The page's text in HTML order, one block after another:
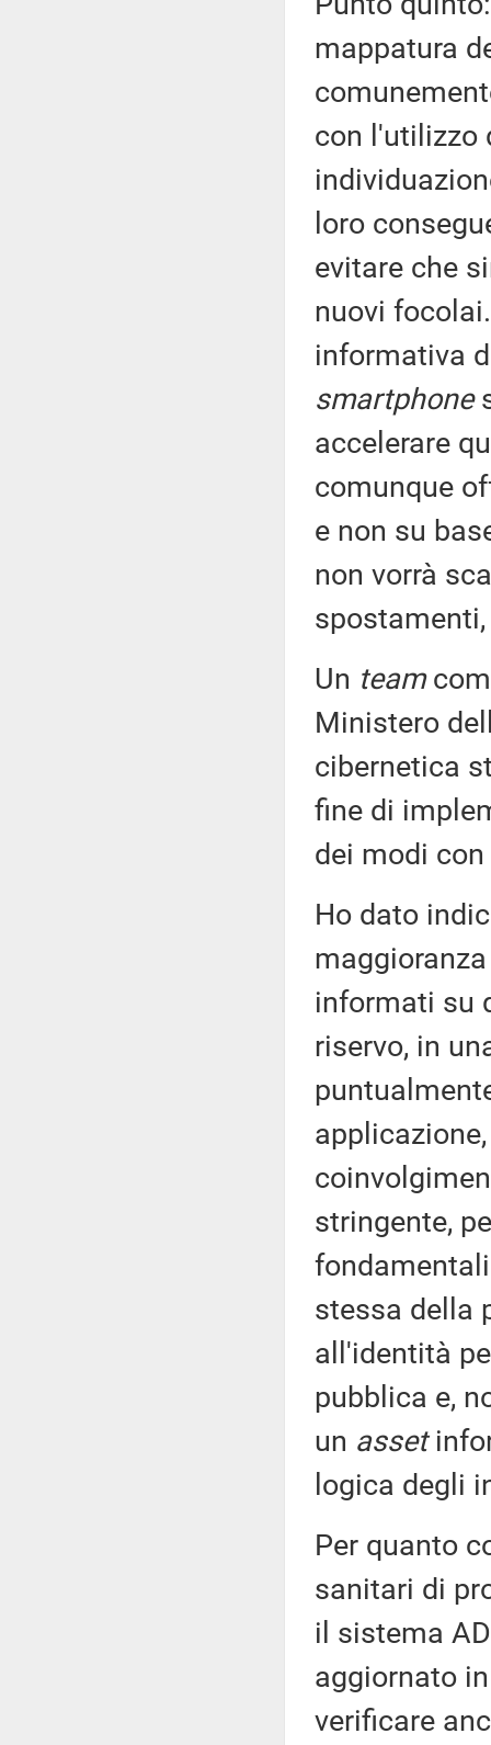
mappatura
con l'utilizzo
loro
evitare che
nuovi
informativa
smartphone
accelerare
comunque
e non su
non vorrà
Un team
Ministero
cibernetica
fine di
dei modi
Ho dato
informati su
riservo, in
stringente,
stessa della
all'identità
pubblica e,
un asset
logica degli
Per quanto
sanitari di
il sistema
aggiornato
verificare